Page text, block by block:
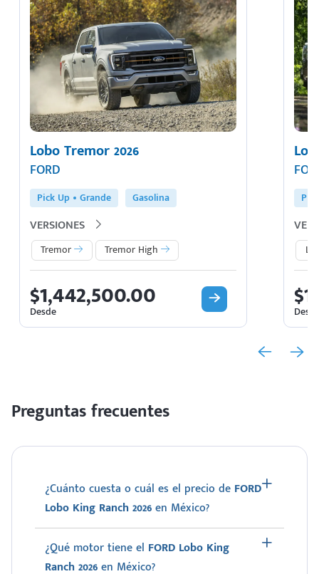
Lobo Tremor 2026
FORD
Pick Up Grande Gasolina
VERSIONES
Tremor Tremor High
$1,442,500.00
Desde
Preguntas frecuentes
¿Cuánto cuesta o cuál es el precio de FORD
Lobo King Ranch 2026en México?
¿Qué motor tiene el FORD Lobo King
Ranch 2026en México?